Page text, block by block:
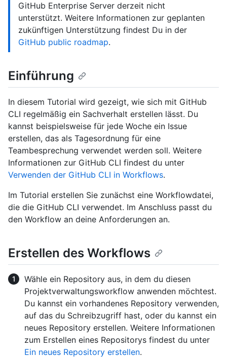
GitHub Enterprise Server derzeit nicht
unterstützt. Weitere Informationen zur geplanten
zukünftigen Unterstützung findest Du in der
GitHub public roadmap.
Einführung
In diesem Tutorial wird gezeigt, wie sich mit GitHub
CLI regelmäßig ein Sachverhalt erstellen lässt. Du
kannst beispielsweise für jede Woche ein Issue
erstellen, das als Tagesordnung für eine
Teambesprechung verwendet werden soll. Weitere
Informationen zur GitHub CLI findest du unter
Verwenden der GitHub CLI in Workflows.
Im Tutorial erstellen Sie zunächst eine Workflowdatei,
die die GitHub CLI verwendet. Im Anschluss passt du
den Workflow an deine Anforderungen an.
Erstellen des Workflows
Wähle ein Repository aus, in dem du diesen
Projektverwaltungsworkflow anwenden möchtest.
Du kannst ein vorhandenes Repository verwenden,
auf das du Schreibzugriff hast, oder du kannst ein
neues Repository erstellen. Weitere Informationen
zum Erstellen eines Repositorys findest du unter
Ein neues Repository erstellen.